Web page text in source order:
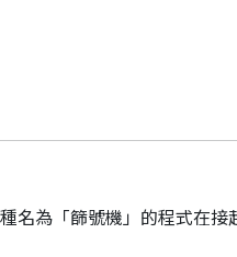
名為「篩號機」的程式在